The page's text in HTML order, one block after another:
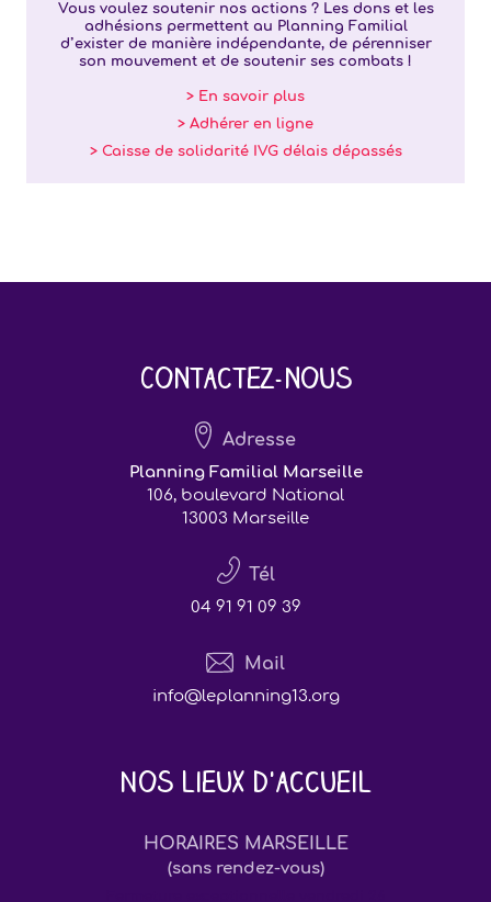
Vous voulez soutenir nos actions ? Les dons et les
adhésions permettent au Planning Familial
d’exister de manière indépendante, de pérenniser
son mouvement et de soutenir ses combats !
> En savoir plus
> Adhérer en ligne
> Caisse de solidarité IVG délais dépassés
Contactez-nous
Adresse
Planning Familial Marseille
106, boulevard National
13003 Marseille
Tél
04 91 91 09 39
Mail
info@leplanning13.org
Nos lieux d'accueil
HORAIRES MARSEILLE
(sans rendez-vous)